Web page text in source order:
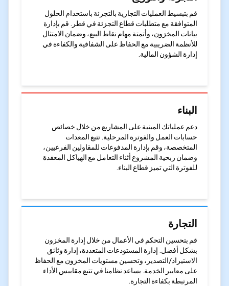
قم بتبسيط العمليات التجارية بالتجزئة باستخدام الحلول
المتوافقة مع متطلبات قطاع التجزئة في قطر. قم بإدارة
بيانات المخزون، وأتمتة مهام نقاط البيع، وضمان الامتثال
للأنظمة الضريبية مع الحفاظ على الشفافية والكفاءة في
إدارة الشؤون المالية.
البناء
دعم عملياتك المبنية على المشاريع من خلال خصائص
حسابات العمل والفوترة المرحلية. تتبع المعدات
المتخصصة، وقم بإدارة المدفوعات للمقاولين الفرعيين،
وضمان ربحية المشروع أثناء التعامل مع الهياكل المعقدة
للفوترة التي تميز قطاع البناء.
التجارة
قم بتحسين التحكم في الأعمال من خلال إدارة المخزون
بشكل أفضل. إدارة المستودعات المتعددة، إدارة وثائق
الاستيراد/التصدير، وتحسين مستويات المخزون مع الحفاظ
على معايير الخدمة. يساعد نظامنا في تتبع مقاييس الأداء
المرتبطة بكفاءة التجارة.